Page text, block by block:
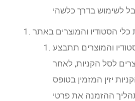
כלי הסטודיו והמוצרים באתר
והמוצרים תתבצע
לסל הקניות, לאחר
יזין המזמין בטופס
ההזמנה את פרטי